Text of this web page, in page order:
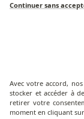
Inox 304,
Continuer sans
Avec votre accord,
stocker et accéder à
retirer votre
moment en cliquant